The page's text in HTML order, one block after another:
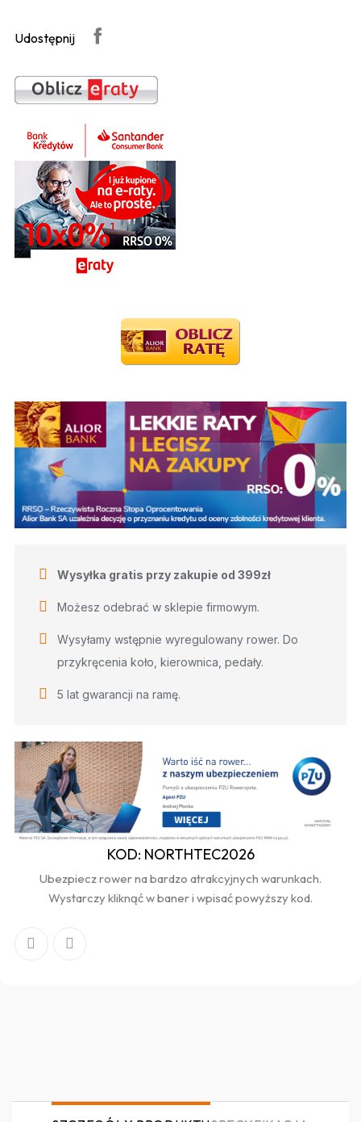
Udostępnij
Wysyłka gratis przy zakupie od 399zł
Możesz odebrać w sklepie firmowym.
Wysyłamy wstępnie wyregulowany rower. Do
przykręcenia koło, kierownica, pedały.
5 lat gwarancji na ramę.
KOD: NORTHTEC2026
Ubezpiecz rower na bardzo atrakcyjnych warunkach.
Wystarczy kliknąć w baner i wpisać powyższy kod.